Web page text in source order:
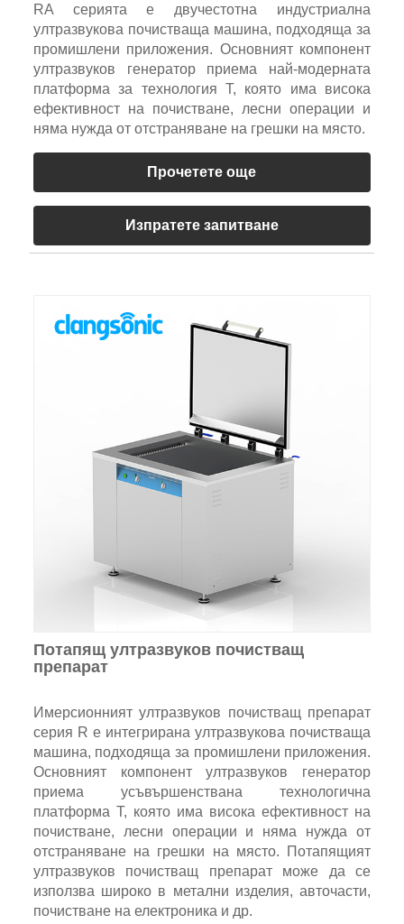
RA серията е двучестотна индустриална
ултразвукова почистваща машина, подходяща за
промишлени приложения. Основният компонент
ултразвуков генератор приема най-модерната
платформа за технология T, която има висока
ефективност на почистване, лесни операции и
няма нужда от отстраняване на грешки на място.
Прочетете още
Изпратете запитване
Потапящ ултразвуков почистващ
препарат
Имерсионният ултразвуков почистващ препарат
серия R е интегрирана ултразвукова почистваща
машина, подходяща за промишлени приложения.
Основният компонент ултразвуков генератор
приема усъвършенствана технологична
платформа T, която има висока ефективност на
почистване, лесни операции и няма нужда от
отстраняване на грешки на място. Потапящият
ултразвуков почистващ препарат може да се
използва широко в метални изделия, авточасти,
почистване на електроника и др.